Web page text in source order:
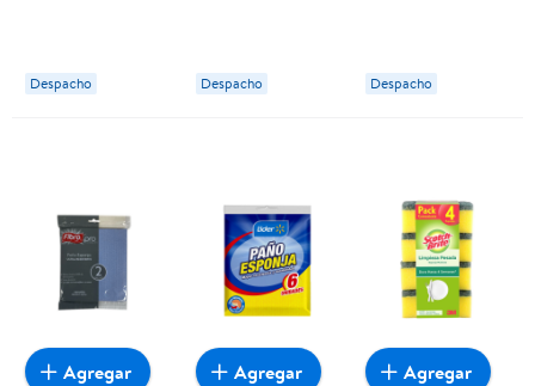
Despacho
Virutex
Despacho Despacho
Agregar Agregar Agregar